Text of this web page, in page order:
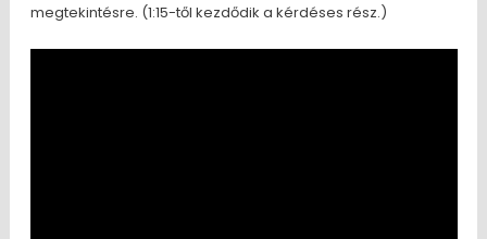
megtekintésre. (1:15-től kezdődik a kérdéses rész.)